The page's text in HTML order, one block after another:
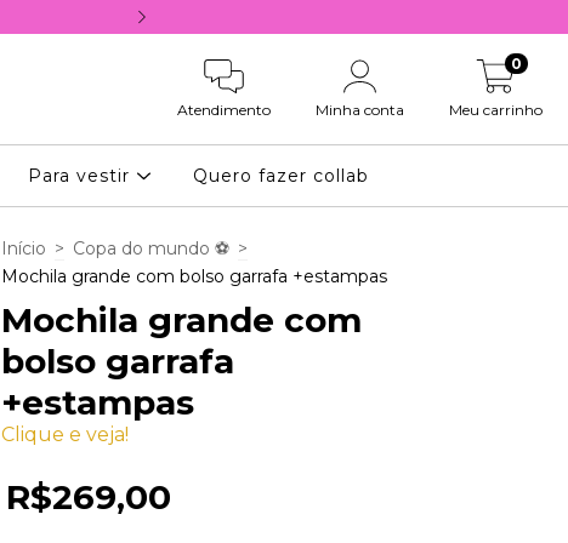
Atendimento Minha conta Meu carrinho
0
Para vestir Quero fazer collab
Início > Copa do mundo ⚽ >
Mochila grande com bolso garrafa +estampas
Mochila grande com
bolso garrafa
+estampas
Clique e veja!
R$269,00